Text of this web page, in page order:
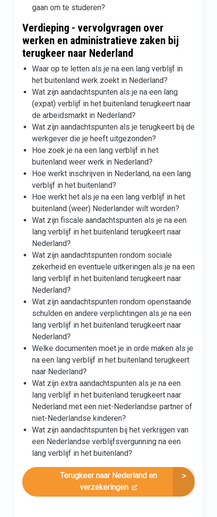
gaan om te studeren?
Verdieping - vervolgvragen over
werken en administratieve zaken bij
terugkeer naar Nederland
Waar op te letten als je na een lang verblijf in
het buitenland werk zoekt in Nederland?
Wat zijn aandachtspunten als je na een lang
(expat) verblijf in het buitenland terugkeert naar
de arbeidsmarkt in Nederland?
Wat zijn aandachtspunten als je terugkeert bij de
werkgever die je heeft uitgezonden?
Hoe zoek je na een lang verblijf in het
buitenland weer werk in Nederland?
Hoe werkt inschrijven in Nederland, na een lang
verblijf in het buitenland?
Hoe werkt het als je na een lang verblijf in het
buitenland (weer) Nederlander wilt worden?
Wat zijn fiscale aandachtspunten als je na een
lang verblijf in het buitenland terugkeert naar
Nederland?
Wat zijn aandachtspunten rondom sociale
zekerheid en eventuele uitkeringen als je na een
lang verblijf in het buitenland terugkeert naar
Nederland?
Wat zijn aandachtspunten rondom openstaande
schulden en andere verplichtingen als je na een
lang verblijf in het buitenland terugkeert naar
Nederland?
Welke documenten moet je in orde maken als je
na een lang verblijf in het buitenland terugkeert
naar Nederland?
Wat zijn extra aandachtspunten als je na een
lang verblijf in het buitenland terugkeert naar
Nederland met een niet-Nederlandse partner of
niet-Nederlandse kinderen?
Wat zijn aandachtspunten bij het verkrijgen van
een Nederlandse verblijfsvergunning na een
lang verblijf in het buitenland?
Terugkeer naar Nederland en
verzekeringen